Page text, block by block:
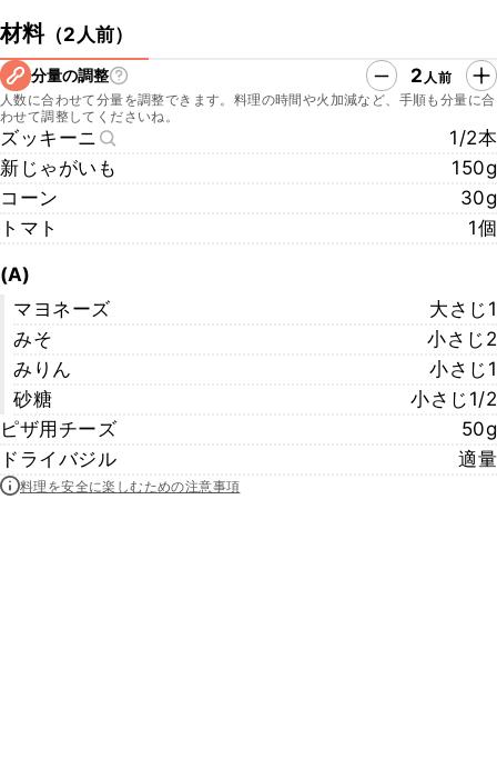
材料（2人前）
分量の調整 2 人前
人数に合わせて分量を調整できます。料理の時間や火加減など、手順も分量に合
わせて調整してくださいね。
ズッキーニ
1/2本
新じゃがいも
150g
コーン
30g
トマト
1個
(A)
マヨネーズ
大さじ1
みそ
小さじ2
みりん
小さじ1
砂糖
小さじ1/2
ピザ用チーズ
50g
ドライバジル
適量
料理を安全に楽しむための注意事項